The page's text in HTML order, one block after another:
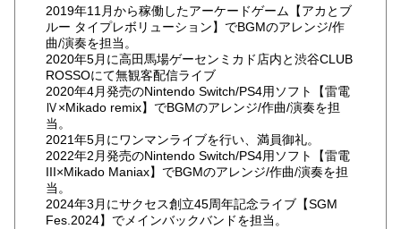
2019年11月から稼働したアーケードゲーム【アカとブ
ルー タイプレボリューション】でBGMのアレンジ/作
曲/演奏を担当。
2020年5月に高田馬場ゲーセンミカド店内と渋谷CLUB
ROSSOにて無観客配信ライブ
2020年4月発売のNintendo Switch/PS4用ソフト【雷電
Ⅳ×Mikado remix】でBGMのアレンジ/作曲/演奏を担
当。
2021年5月にワンマンライブを行い、満員御礼。
2022年2月発売のNintendo Switch/PS4用ソフト【雷電
III×Mikado Maniax】でBGMのアレンジ/作曲/演奏を担
当。
2024年3月にサクセス創立45周年記念ライブ【SGM
Fes.2024】でメインバックバンドを担当。